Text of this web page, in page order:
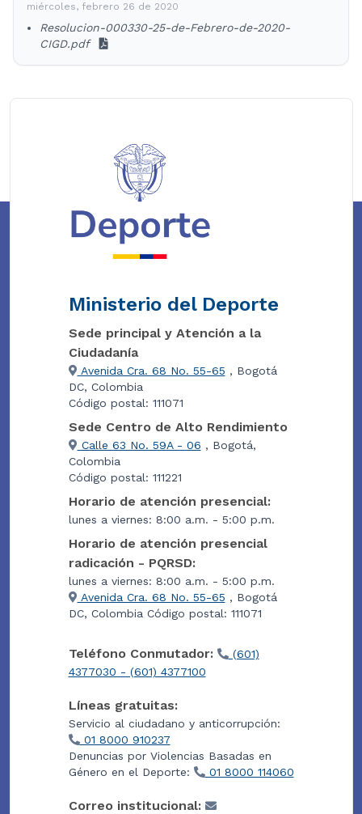
miércoles, febrero 26 de 2020
Resolucion-000330-25-de-Febrero-de-2020-
CIGD.pdf
Ministerio del Deporte
Sede principal y Atención a la
Ciudadanía
Avenida Cra. 68 No. 55-65 , Bogotá
DC, Colombia
Código postal: 111071
Sede Centro de Alto Rendimiento
Calle 63 No. 59A - 06 , Bogotá,
Colombia
Código postal: 111221
Horario de atención presencial:
lunes a viernes: 8:00 a.m. - 5:00 p.m.
Horario de atención presencial
radicación - PQRSD:
lunes a viernes: 8:00 a.m. - 5:00 p.m.
Avenida Cra. 68 No. 55-65 , Bogotá
DC, Colombia Código postal: 111071
Teléfono Conmutador:
(601)
4377030 - (601) 4377100
Líneas gratuitas:
Servicio al ciudadano y anticorrupción:
01 8000 910237
Denuncias por Violencias Basadas en
Género en el Deporte:
01 8000 114060
Correo institucional: